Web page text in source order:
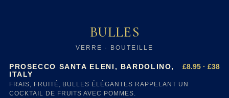
BULLES
VERRE · BOUTEILLE
PROSECCO SANTA ELENI, BARDOLINO,
ITALY
£8.95 · £38
FRAIS, FRUITÉ, BULLES ÉLÉGANTES RAPPELANT UN
COCKTAIL DE FRUITS AVEC POMMES.